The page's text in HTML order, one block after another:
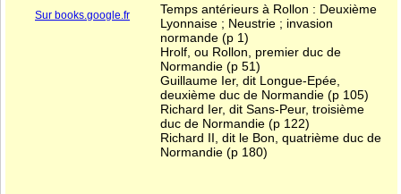
Sur books.google.fr
Temps antérieurs à Rollon : Deuxième
Lyonnaise ; Neustrie ; invasion
normande (p 1)
Hrolf, ou Rollon, premier duc de
Normandie (p 51)
Guillaume Ier, dit Longue-Epée,
deuxième duc de Normandie (p 105)
Richard Ier, dit Sans-Peur, troisième
duc de Normandie (p 122)
Richard II, dit le Bon, quatrième duc de
Normandie (p 180)